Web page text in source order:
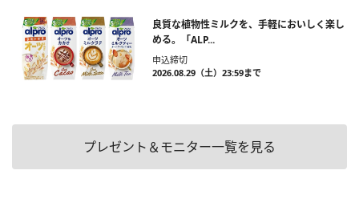
良質な植物性ミルクを、手軽においしく楽し
める。「ALP...
申込締切
2026.08.29（土）23:59まで
プレゼント＆モニター一覧を見る